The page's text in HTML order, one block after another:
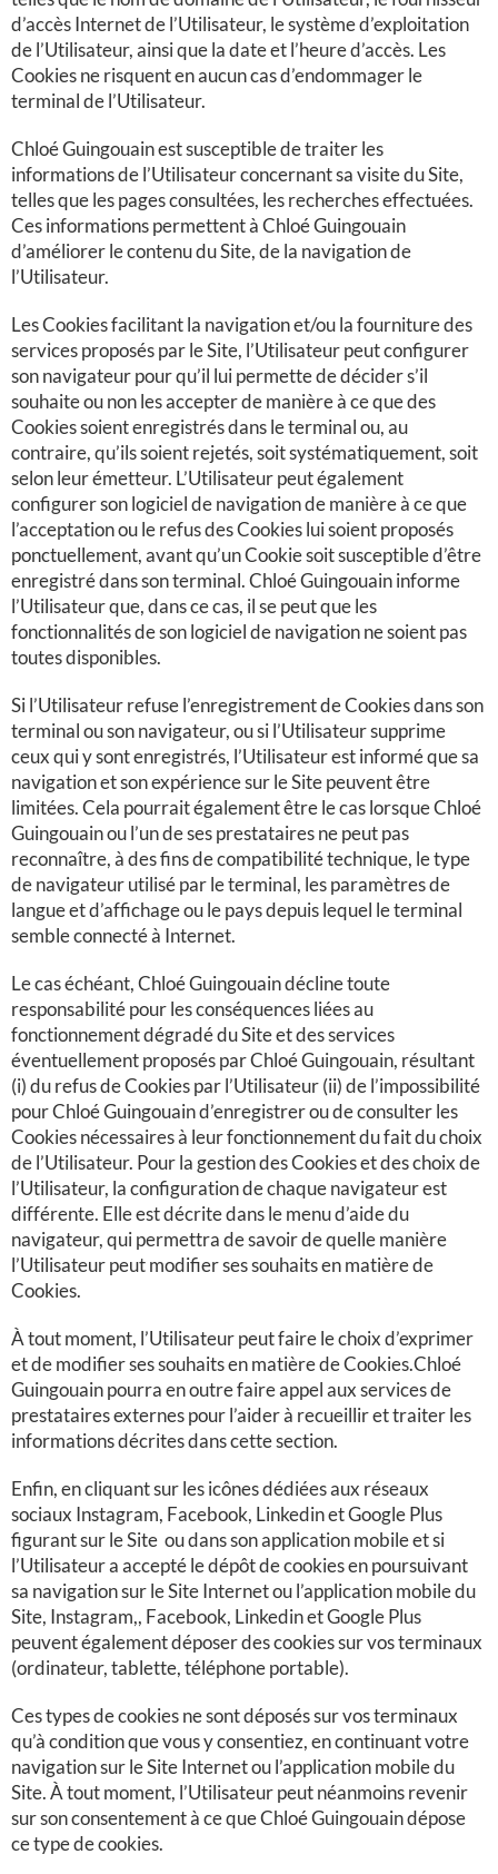
d’accès Internet de l’Utilisateur, le système d’exploitation
de l’Utilisateur, ainsi que la date et l’heure d’accès. Les
Cookies ne risquent en aucun cas d’endommager le
terminal de l’Utilisateur.
Chloé Guingouain est susceptible de traiter les
informations de l’Utilisateur concernant sa visite du Site,
telles que les pages consultées, les recherches effectuées.
Ces informations permettent à Chloé Guingouain
d’améliorer le contenu du Site, de la navigation de
l’Utilisateur.
Les Cookies facilitant la navigation et/ou la fourniture des
services proposés par le Site, l’Utilisateur peut configurer
son navigateur pour qu’il lui permette de décider s’il
souhaite ou non les accepter de manière à ce que des
Cookies soient enregistrés dans le terminal ou, au
contraire, qu’ils soient rejetés, soit systématiquement, soit
selon leur émetteur. L’Utilisateur peut également
configurer son logiciel de navigation de manière à ce que
l’acceptation ou le refus des Cookies lui soient proposés
ponctuellement, avant qu’un Cookie soit susceptible d’être
enregistré dans son terminal. Chloé Guingouain informe
l’Utilisateur que, dans ce cas, il se peut que les
fonctionnalités de son logiciel de navigation ne soient pas
toutes disponibles.
Si l’Utilisateur refuse l’enregistrement de Cookies dans son
terminal ou son navigateur, ou si l’Utilisateur supprime
ceux qui y sont enregistrés, l’Utilisateur est informé que sa
navigation et son expérience sur le Site peuvent être
limitées. Cela pourrait également être le cas lorsque Chloé
Guingouain ou l’un de ses prestataires ne peut pas
reconnaître, à des fins de compatibilité technique, le type
de navigateur utilisé par le terminal, les paramètres de
langue et d’affichage ou le pays depuis lequel le terminal
semble connecté à Internet.
Le cas échéant, Chloé Guingouain décline toute
responsabilité pour les conséquences liées au
fonctionnement dégradé du Site et des services
éventuellement proposés par Chloé Guingouain, résultant
(i) du refus de Cookies par l’Utilisateur (ii) de l’impossibilité
pour Chloé Guingouain d’enregistrer ou de consulter les
Cookies nécessaires à leur fonctionnement du fait du choix
de l’Utilisateur. Pour la gestion des Cookies et des choix de
l’Utilisateur, la configuration de chaque navigateur est
différente. Elle est décrite dans le menu d’aide du
navigateur, qui permettra de savoir de quelle manière
l’Utilisateur peut modifier ses souhaits en matière de
Cookies.
À tout moment, l’Utilisateur peut faire le choix d’exprimer
et de modifier ses souhaits en matière de Cookies.Chloé
Guingouain pourra en outre faire appel aux services de
prestataires externes pour l’aider à recueillir et traiter les
informations décrites dans cette section.
Enfin, en cliquant sur les icônes dédiées aux réseaux
sociaux Instagram, Facebook, Linkedin et Google Plus
figurant sur le Site ou dans son application mobile et si
l’Utilisateur a accepté le dépôt de cookies en poursuivant
sa navigation sur le Site Internet ou l’application mobile du
Site, Instagram,, Facebook, Linkedin et Google Plus
peuvent également déposer des cookies sur vos terminaux
(ordinateur, tablette, téléphone portable).
Ces types de cookies ne sont déposés sur vos terminaux
qu’à condition que vous y consentiez, en continuant votre
navigation sur le Site Internet ou l’application mobile du
Site. À tout moment, l’Utilisateur peut néanmoins revenir
sur son consentement à ce que Chloé Guingouain dépose
ce type de cookies.